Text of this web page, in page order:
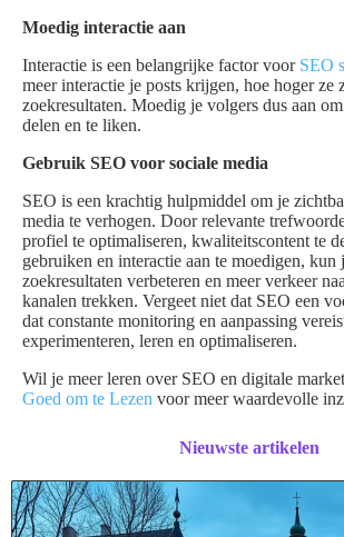
Moedig interactie aan
Interactie is een belangrijke factor voor SEO
meer interactie je posts krijgen, hoe hoger ze
zoekresultaten. Moedig je volgers dus aan
delen en te liken.
Gebruik SEO voor sociale media
SEO is een krachtig hulpmiddel om je
media te verhogen. Door relevante
profiel te optimaliseren, kwaliteitscontent te
gebruiken en interactie aan te moedigen,
zoekresultaten verbeteren en meer verkeer
kanalen trekken. Vergeet niet dat SEO een
dat constante monitoring en aanpassing
experimenteren, leren en optimaliseren.
Wil je meer leren over SEO en digitale
Goed om te Lezen voor meer waardevolle
Nieuwste artikelen